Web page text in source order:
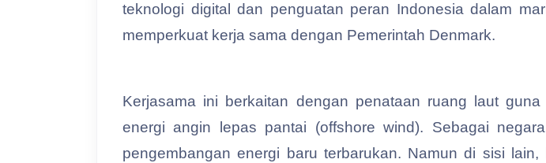
teknologi digital dan penguatan peran Indonesia dalam
memperkuat kerja sama dengan Pemerintah Denmark.
Kerjasama ini berkaitan dengan penataan ruang laut
energi angin lepas pantai (offshore wind). Sebagai
pengembangan energi baru terbarukan. Namun di sisi